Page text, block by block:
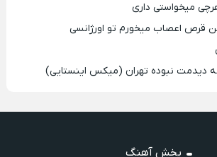
میخواستی داری
قرص اعصاب میخورم تو اورژانسی
دیدمت نبوده تهران (میکس اینستایی)
پخش آهنگ